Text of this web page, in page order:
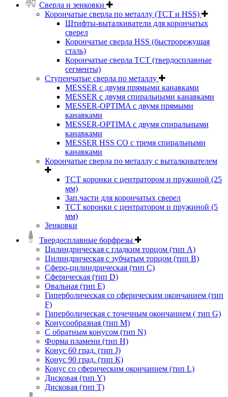
Сверла и зенковки
Корончатые сверла по металлу (TCT и HSS)
Штифты-выталкиватели для корончатых
сверел
Корончатые сверла HSS (быстрорежущая
сталь)
Корончатые сверла TCT (твердосплавные
сегменты)
Ступенчатые сверла по металлу
MESSER с двумя прямыми канавками
MESSER с двумя спиральными канавками
MESSER-OPTIMA с двумя прямыми
канавками
MESSER-OPTIMA с двумя спиральными
канавками
MESSER HSS CО с тремя спиральными
канавками
Корончатые сверла по металлу c выталкивателем
ТСТ коронки с центратором и пружиной (25
мм)
Зап.части для корончатых сверел
ТСТ коронки с центратором и пружиной (5
мм)
Зенковки
Твердосплавные борфрезы
Цилиндрическая с гладким торцом (тип А)
Цилиндрическая с зубчатым торцом (тип В)
Сферо-цилиндрическая (тип С)
Сферическая (тип D)
Овальная (тип Е)
Гиперболическая со сферическим окончанием (тип
F)
Гиперболическая с точечным окончанием ( тип G)
Конусообразная (тип М)
C обратным конусом (тип N)
Форма пламени (тип H)
Конус 60 град. (тип J)
Конус 90 град. (тип К)
Конус со сферическим окончанием (тип L)
Дисковая (тип Y)
Дисковая (тип Т)